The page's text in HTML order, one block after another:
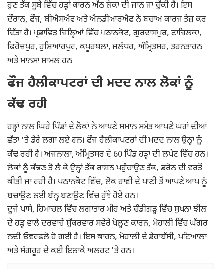
ਹੁਣ ਤੱਕ ਸੂਬੇ ਵਿੱਚ ਹੜ੍ਹਾਂ ਕਾਰਨ ਅੱਠ ਲੋਕਾਂ ਦੀ ਜਾਨ ਜਾ ਚੁੱਕੀ ਹੈ। ਇਸ
ਦੌਰਾਨ, ਫੌਜ, ਬੀਐਸਐਫ ਅਤੇ ਐਨਡੀਆਰਐਫ ਨੇ ਬਚਾਅ ਕਾਰਜ ਤੇਜ਼ ਕਰ
ਦਿੱਤਾ ਹੈ। ਪ੍ਰਭਾਵਿਤ ਜ਼ਿਲ੍ਹਿਆਂ ਵਿੱਚ ਪਠਾਨਕੋਟ, ਗੁਰਦਾਸਪੁਰ, ਫਾਜ਼ਿਲਕਾ,
ਫਿਰੋਜ਼ਪੁਰ, ਹੁਸ਼ਿਆਰਪੁਰ, ਕਪੂਰਥਲਾ, ਜਲੰਧਰ, ਅੰਮ੍ਰਿਤਸਰ, ਤਰਨਤਾਰਨ
ਅਤੇ ਮਾਨਸਾ ਸ਼ਾਮਲ ਹਨ।
ਫੌਜ ਹੈਲੀਕਾਪਟਰਾਂ ਦੀ ਮਦਦ ਨਾਲ ਲੋਕਾਂ ਨੂੰ
ਕੱਢ ਰਹੀ
ਹੜ੍ਹਾਂ ਨਾਲ ਘਿਰੇ ਪਿੰਡਾਂ ਦੇ ਲੋਕਾਂ ਨੇ ਆਪਣੇ ਸਮਾਨ ਸਮੇਤ ਆਪਣੇ ਘਰਾਂ ਦੀਆਂ
ਛੱਤਾਂ 'ਤੇ ਡੇਰੇ ਲਗਾ ਲਏ ਹਨ। ਫੌਜ ਹੈਲੀਕਾਪਟਰਾਂ ਦੀ ਮਦਦ ਨਾਲ ਉਨ੍ਹਾਂ ਨੂੰ
ਕੱਢ ਰਹੀ ਹੈ। ਅਜਨਾਲਾ, ਅੰਮ੍ਰਿਤਸਰ ਦੇ 60 ਪਿੰਡ ਹੜ੍ਹਾਂ ਦੀ ਲਪੇਟ ਵਿੱਚ ਹਨ।
ਲੋਕਾਂ ਨੂੰ ਕੱਢਣ ਤੋਂ ਲੈ ਕੇ ਉਨ੍ਹਾਂ ਤੱਕ ਰਾਸ਼ਨ ਪਹੁੰਚਾਉਣ ਤੱਕ, ਡਰੋਨ ਦੀ ਵਰਤੋਂ
ਕੀਤੀ ਜਾ ਰਹੀ ਹੈ। ਪਠਾਨਕੋਟ ਵਿੱਚ, ਲੋਕ ਰਾਵੀ ਦੇ ਪਾਣੀ ਤੋਂ ਆਪਣੇ ਆਪ ਨੂੰ
ਬਚਾਉਣ ਲਈ ਬੰਨ੍ਹ ਬਣਾਉਣ ਵਿੱਚ ਰੁੱਝੇ ਹੋਏ ਹਨ।
ਦੂਜੇ ਪਾਸੇ, ਹਿਮਾਚਲ ਵਿੱਚ ਲਗਾਤਾਰ ਮੀਂਹ ਅਤੇ ਚੰਡੀਗੜ੍ਹ ਵਿੱਚ ਸੁਖਨਾ ਝੀਲ
ਦੇ ਹੜ੍ਹ ਵਾਲੇ ਦਰਵਾਜ਼ੇ ਸ਼ੁੱਕਰਵਾਰ ਸਵੇਰੇ ਖੋਲ੍ਹਣ ਕਾਰਨ, ਮੋਹਾਲੀ ਵਿੱਚ ਘੱਗਰ
ਨਦੀ ਓਵਰਫਲੋ ਹੋ ਗਈ ਹੈ। ਇਸ ਕਾਰਨ, ਮੋਹਾਲੀ ਦੇ ਡੇਰਾਬੱਸੀ, ਪਟਿਆਲਾ
ਅਤੇ ਸੰਗਰੂਰ ਦੇ ਕਈ ਇਲਾਕੇ ਅਲਰਟ 'ਤੇ ਹਨ।